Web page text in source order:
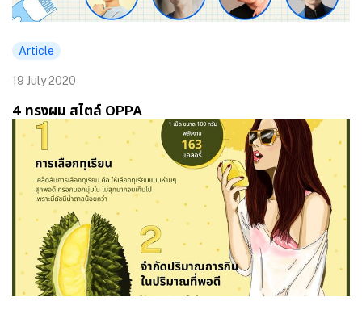
Article
19 July 2020
4 ทรงผม สไตล์ OPPA